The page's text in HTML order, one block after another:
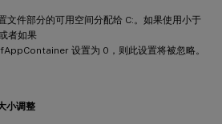
文件部分的可用空间分配给 C:。如果使用小于
者如果
设置为 0，则此设置将被忽略。
小调整